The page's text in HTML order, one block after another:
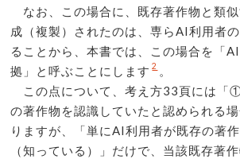
なお、この場合に、既存著作物と類
成（複製）されたのは、専らAI利用者
ることから、本書では、この場合を「
拠」と呼ぶことにします 2 。
この点について、考え方33頁には「
の著作物を認識していたと認められる
りますが、「単にAI利用者が既存の著
（知っている）」だけで、当該既存著